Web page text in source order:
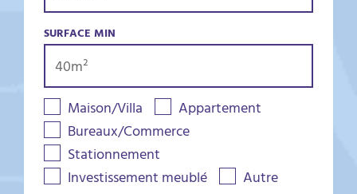
SURFACE MIN
Maison/Villa
Appartement
Bureaux/Commerce
Stationnement
Investissement meublé
Autre